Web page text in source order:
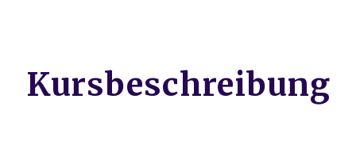
Kursbeschreibung